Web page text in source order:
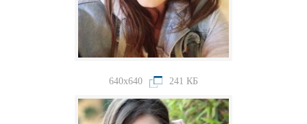
640x640 241 КБ